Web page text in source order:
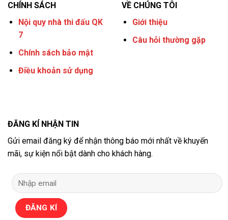
CHÍNH SÁCH
Nội quy nhà thi đấu QK
7
Chính sách bảo mật
Điều khoản sử dụng
VỀ CHÚNG TÔI
Giới thiệu
Câu hỏi thường gặp
ĐĂNG KÍ NHẬN TIN
Gửi email đăng ký để nhận thông báo mới nhất về khuyến
mãi, sự kiện nổi bật dành cho khách hàng.